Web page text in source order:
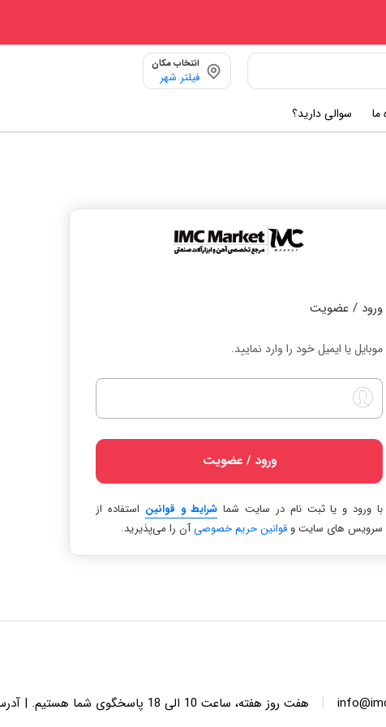
انتخاب مکان
فیلتر شهر
ما سوالی دارید؟
ورود / عضویت
موبایل یا ایمیل خود را وارد نمایید.
ورود / عضویت
با ورود و یا ثبت نام در سایت شما شرایط و قوانین استفاده از
سرویس های سایت و قوانین حریم خصوصیآن را می‌پذیرید.
|
هفت روز هفته، ساعت 10 الی 18